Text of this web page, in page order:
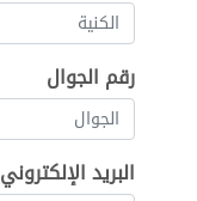
رقم الجوال
البريد الإلكتروني